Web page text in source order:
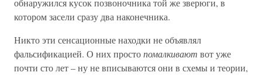
обнаружился кусок позвоночника той же зверюги, в
котором засели сразу два наконечника.
Никто эти сенсационные находки не объявлял
фальсификацией. О них простопомалкивают вот уже
почти сто лет – ну не вписываются они в схемы и теории,